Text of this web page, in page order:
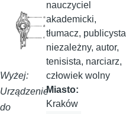
Wyżej:
Urządzenie
do
nauczyciel
akademicki,
tłumacz, publicysta
niezależny, autor,
tenisista, narciarz,
człowiek wolny
Miasto:
Kraków